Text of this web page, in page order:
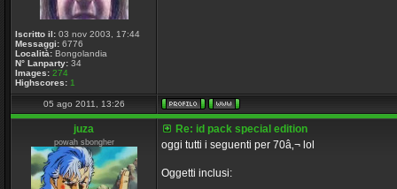
Iscritto il: 03 nov 2003, 17:44
Messaggi: 6776
Località: Bongolandia
N° Lanparty: 34
Images: 274
Highscores: 1
05 ago 2011, 13:26
juza
powah sbongher
Re: id pack special edition
oggi tutti i seguenti per 70â‚¬ lol
Oggetti inclusi: